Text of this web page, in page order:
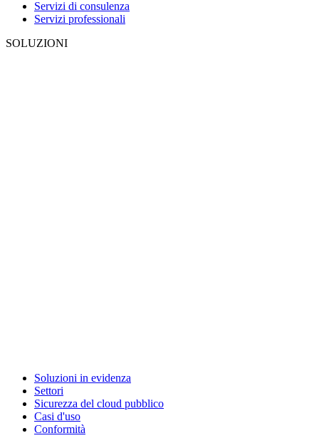
Servizi di consulenza
Servizi professionali
SOLUZIONI
Soluzioni in evidenza
Settori
Sicurezza del cloud pubblico
Casi d'uso
Conformità